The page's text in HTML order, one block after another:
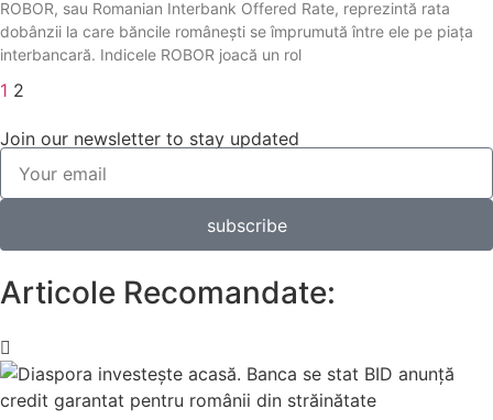
ROBOR, sau Romanian Interbank Offered Rate, reprezintă rata
dobânzii la care băncile românești se împrumută între ele pe piața
interbancară. Indicele ROBOR joacă un rol
1 2
Join our newsletter to stay updated
subscribe
Articole Recomandate: